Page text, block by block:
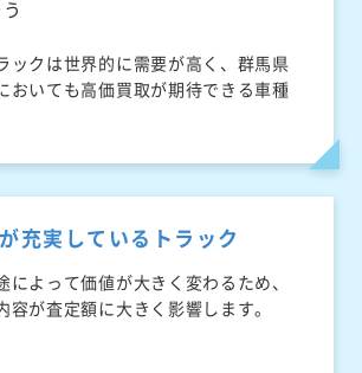
ックは世界的に需要が高く、群馬県
おいても高価買取が期待できる車種
充実しているトラック
によって価値が大きく変わるため、
容が査定額に大きく影響します。